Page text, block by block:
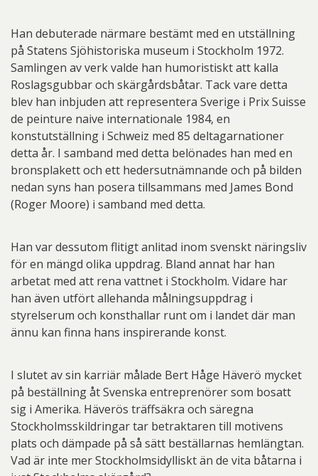
Han debuterade närmare bestämt med en utställning
på Statens Sjöhistoriska museum i Stockholm 1972.
Samlingen av verk valde han humoristiskt att kalla
Roslagsgubbar och skärgårdsbåtar. Tack vare detta
blev han inbjuden att representera Sverige i Prix Suisse
de peinture naive internationale 1984, en
konstutställning i Schweiz med 85 deltagarnationer
detta år. I samband med detta belönades han med en
bronsplakett och ett hedersutnämnande och på bilden
nedan syns han posera tillsammans med James Bond
(Roger Moore) i samband med detta.
Han var dessutom flitigt anlitad inom svenskt näringsliv
för en mängd olika uppdrag. Bland annat har han
arbetat med att rena vattnet i Stockholm. Vidare har
han även utfört allehanda målningsuppdrag i
styrelserum och konsthallar runt om i landet där man
ännu kan finna hans inspirerande konst.
I slutet av sin karriär målade Bert Håge Häverö mycket
på beställning åt Svenska entreprenörer som bosatt
sig i Amerika. Häverös träffsäkra och säregna
Stockholmsskildringar tar betraktaren till motivens
plats och dämpade på så sätt beställarnas hemlängtan.
Vad är inte mer Stockholmsidylliskt än de vita båtarna i